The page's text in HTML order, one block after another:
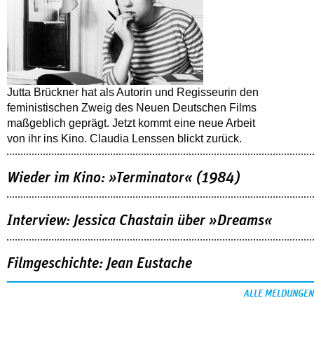
Jutta Brückner hat als Autorin und Regisseurin den
feministischen Zweig des Neuen Deutschen Films
maßgeblich geprägt. Jetzt kommt eine neue Arbeit
von ihr ins Kino. Claudia Lenssen blickt zurück.
Wieder im Kino: »Terminator« (1984)
Interview: Jessica Chastain über »Dreams«
Filmgeschichte: Jean Eustache
ALLE MELDUNGEN